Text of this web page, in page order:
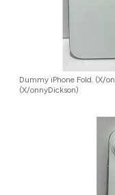
Dummy iPhone Fold. (X/
(X/onnyDickson)